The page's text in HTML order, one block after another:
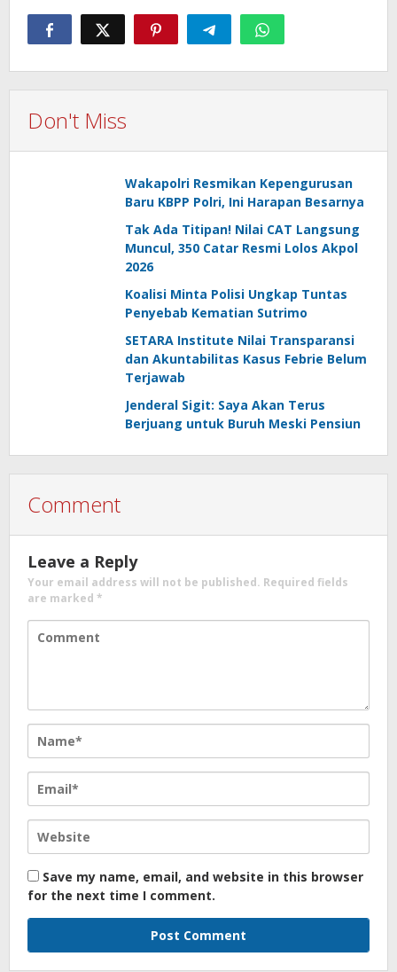
Don't Miss
Wakapolri Resmikan Kepengurusan
Baru KBPP Polri, Ini Harapan Besarnya
Tak Ada Titipan! Nilai CAT Langsung
Muncul, 350 Catar Resmi Lolos Akpol
2026
Koalisi Minta Polisi Ungkap Tuntas
Penyebab Kematian Sutrimo
SETARA Institute Nilai Transparansi
dan Akuntabilitas Kasus Febrie Belum
Terjawab
Jenderal Sigit: Saya Akan Terus
Berjuang untuk Buruh Meski Pensiun
Comment
Leave a Reply
Your email address will not be published. Required fields
are marked *
Save my name, email, and website in this browser
for the next time I comment.